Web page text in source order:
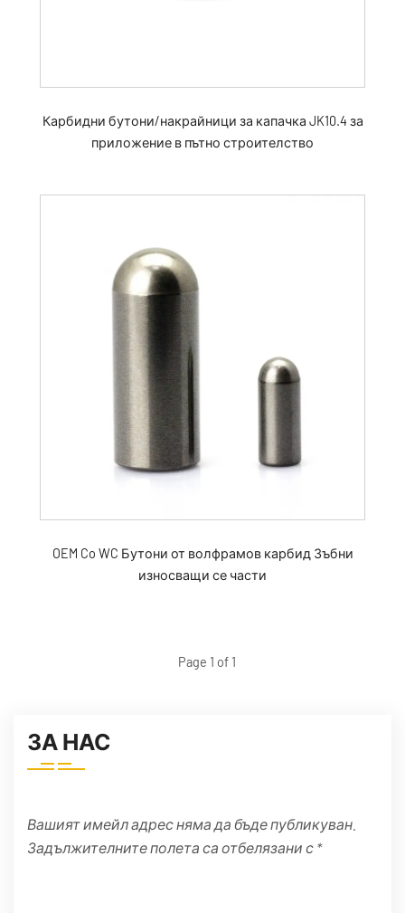
Карбидни бутони/накрайници за капачка JK10.4 за
приложение в пътно строителство
OEM Co WC Бутони от волфрамов карбид Зъбни
износващи се части
Page 1 of 1
ЗА НАС
Вашият имейл адрес няма да бъде публикуван.
Задължителните полета са отбелязани с *